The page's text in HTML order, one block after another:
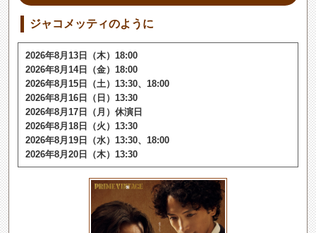
ジャコメッティのように
2026年8月13日（木）18:00
2026年8月14日（金）18:00
2026年8月15日（土）13:30、18:00
2026年8月16日（日）13:30
2026年8月17日（月）休演日
2026年8月18日（火）13:30
2026年8月19日（水）13:30、18:00
2026年8月20日（木）13:30